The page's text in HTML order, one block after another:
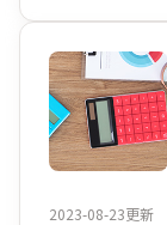
2023-08-23更新